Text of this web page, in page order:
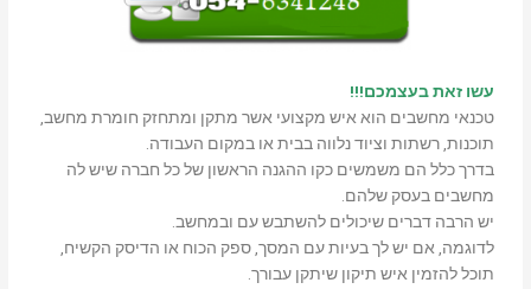
עשו זאת בעצמכם!!!
טכנאי מחשבים הוא איש מקצועי אשר מתקן ומתחזק חומרת מחשב,
תוכנות, רשתות וציוד נלווה בבית או במקום העבודה.
בדרך כלל הם משמשים כקו ההגנה הראשון של כל חברה שיש לה
מחשבים בעסק שלהם.
יש הרבה דברים שיכולים להשתבש עם ובמחשב.
לדוגמה, אם יש לך בעיות עם המסך, ספק הכוח או הדיסק הקשיח,
תוכל להזמין איש תיקון שיתקן עבורך.